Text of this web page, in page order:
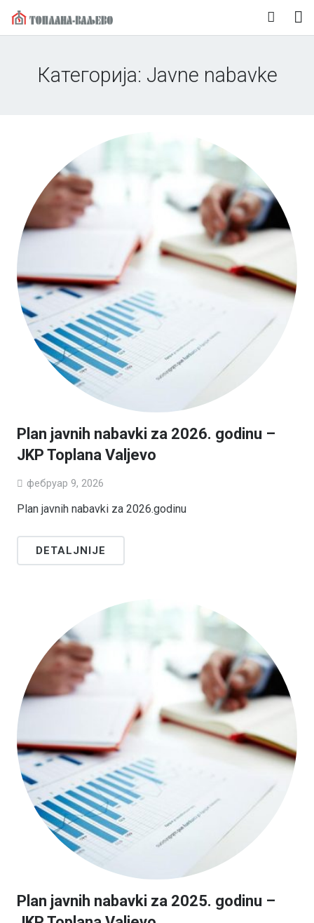
O nama
Kontakt
Категорија: Javne nabavke
Plan javnih nabavki za 2026. godinu –
JKP Toplana Valjevo
фебруар 9, 2026
Plan javnih nabavki za 2026.godinu
DETALJNIJE
Plan javnih nabavki za 2025. godinu –